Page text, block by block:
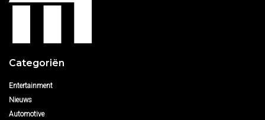
Categoriën
Entertainment
Nieuws
Automotive